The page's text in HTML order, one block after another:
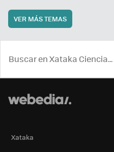
VER MÁS TEMAS
Xataka